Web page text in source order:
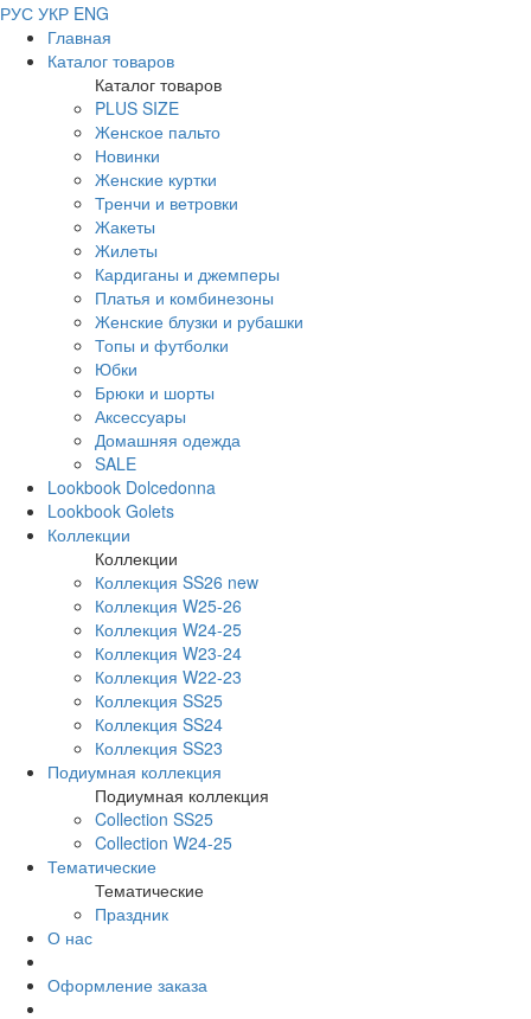
РУС УКР ENG
Главная
Каталог товаров
Каталог товаров
PLUS SIZE
Женское пальто
Новинки
Женские куртки
Тренчи и ветровки
Жакеты
Жилеты
Кардиганы и джемперы
Платья и комбинезоны
Женские блузки и рубашки
Топы и футболки
Юбки
Брюки и шорты
Аксессуары
Домашняя одежда
SALE
Lookbook Dolcedonna
Lookbook Golets
Коллекции
Коллекции
Коллекция SS26 new
Коллекция W25-26
Коллекция W24-25
Коллекция W23-24
Коллекция W22-23
Коллекция SS25
Коллекция SS24
Коллекция SS23
Подиумная коллекция
Подиумная коллекция
Collection SS25
Collection W24-25
Тематические
Тематические
Праздник
О нас
Оформление заказа